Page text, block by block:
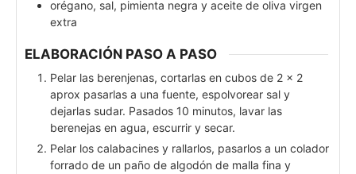
orégano, sal, pimienta negra y aceite de oliva virgen
extra
ELABORACIÓN PASO A PASO
Pelar las berenjenas, cortarlas en cubos de 2 x 2
aprox pasarlas a una fuente, espolvorear sal y
dejarlas sudar. Pasados 10 minutos, lavar las
berenejas en agua, escurrir y secar.
Pelar los calabacines y rallarlos, pasarlos a un colador
forrado de un paño de algodón de malla fina y